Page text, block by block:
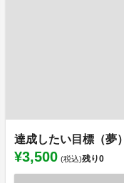
達成したい目標（夢
¥3,500 (税込)残り0